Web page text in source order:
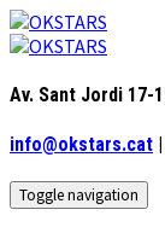
Av. Sant Jordi 17-
info@okstars.cat |
Toggle navigation